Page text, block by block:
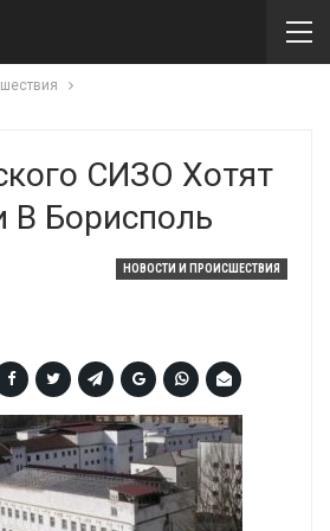
СИЗО Хотят
В Борисполь
НОВОСТИ И ПРОИСШЕСТВИЯ